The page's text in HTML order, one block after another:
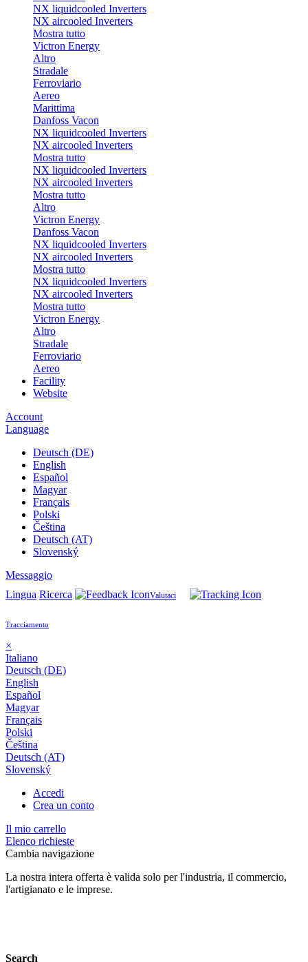
NX liquidcooled Inverters
NX aircooled Inverters
Mostra tutto
Victron Energy
Altro
Stradale
Ferroviario
Aereo
Marittima
Danfoss Vacon
NX liquidcooled Inverters
NX aircooled Inverters
Mostra tutto
NX liquidcooled Inverters
NX aircooled Inverters
Mostra tutto
Altro
Victron Energy
Danfoss Vacon
NX liquidcooled Inverters
NX aircooled Inverters
Mostra tutto
NX liquidcooled Inverters
NX aircooled Inverters
Mostra tutto
Victron Energy
Altro
Stradale
Ferroviario
Aereo
Facility
Website
Account
Language
Deutsch (DE)
English
Español
Magyar
Français
Polski
Čeština
Deutsch (AT)
Slovenský
Messaggio
Lingua Ricerca Valutaci
Tracciamento
×
Italiano
Deutsch (DE)
English
Español
Magyar
Français
Polski
Čeština
Deutsch (AT)
Slovenský
Accedi
Crea un conto
Il mio carrello
Elenco richieste
Cambia navigazione
La nostra intera offerta è valida solo per l'industria, il commercio,
l'artigianato e le imprese.
Search